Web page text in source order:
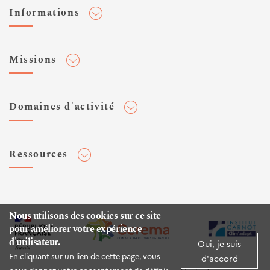
Nous utilisons des cookies sur ce site
pour améliorer votre expérience
d'utilisateur.
En cliquant sur un lien de cette page, vous
Oui, je suis
d'accord
Informations
Flux RSS
Veilles et newsletters
Expertises Territoires
Espace presse
Missions
Normalisation
Domaines d'activité
Infrastructures de transport
Environnement et risques
Mer et littoral
Ressources
Rapports d'étude
Publications HAL
Documentation routière (DTRF)